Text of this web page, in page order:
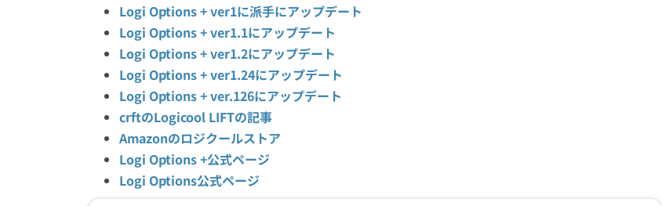
Logi Options + ver1に派手にアップデート
Logi Options + ver1.1にアップデート
Logi Options + ver1.2にアップデート
Logi Options + ver1.24にアップデート
Logi Options + ver.126にアップデート
crftのLogicool LIFTの記事
Amazonのロジクールストア
Logi Options +公式ページ
Logi Options公式ページ